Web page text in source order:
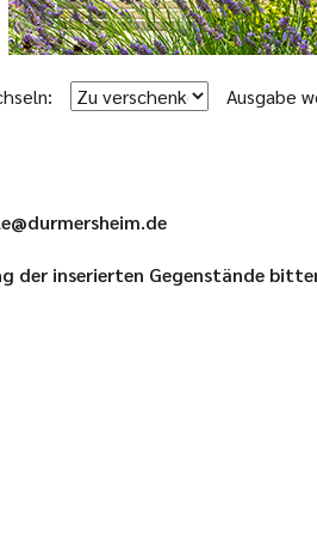
Ausgabe
der inserierten Gegenstände